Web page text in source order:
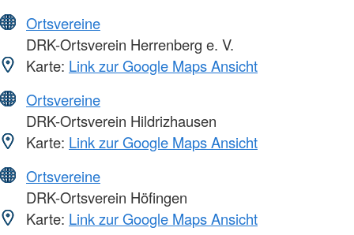
Ortsvereine
DRK-Ortsverein Herrenberg e. V.
Karte: Link zur Google Maps Ansicht
Ortsvereine
DRK-Ortsverein Hildrizhausen
Karte: Link zur Google Maps Ansicht
Ortsvereine
DRK-Ortsverein Höfingen
Karte: Link zur Google Maps Ansicht